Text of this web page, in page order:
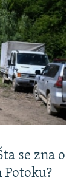
se zna o